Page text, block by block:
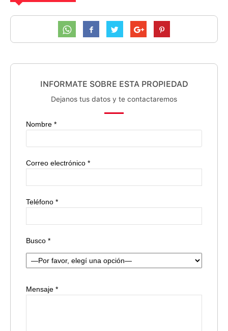
INFORMATE SOBRE ESTA PROPIEDAD
Dejanos tus datos y te contactaremos
Nombre *
Correo electrónico *
Teléfono *
Busco *
Mensaje *